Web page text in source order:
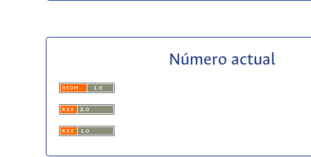
Número actual